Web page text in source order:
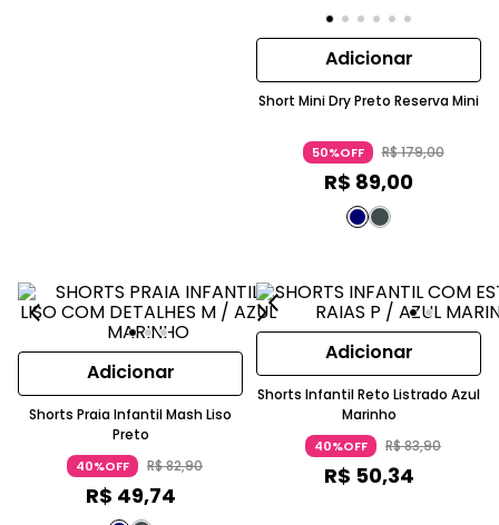
Adicionar
Short Mini Dry Preto Reserva Mini
50%OFF R$179,00
R$ 89,00
Adicionar
Shorts Praia Infantil Mash Liso
Preto
40%OFF R$82,90
R$ 49,74
Adicionar
Shorts Infantil Reto Listrado Azul
Marinho
40%OFF R$83,90
R$ 50,34